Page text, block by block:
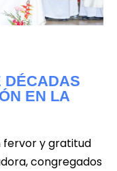
DÉCADAS
EN LA
fervor y gratitud
congregados